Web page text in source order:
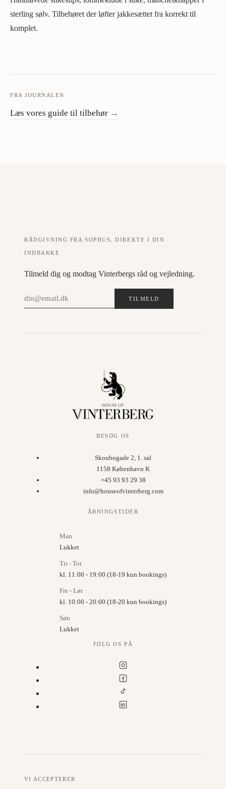
sterling sølv. Tilbehøret der løfter jakkesættet fra korrekt til
komplet.
FRA JOURNALEN
Læs vores guide til tilbehør →
RÅDGIVNING FRA SOPHUS, DIREKTE I DIN
INDBAKKE
Tilmeld dig og modtag Vinterbergs råd og vejledning.
TILMELD
BESØG OS
Skoubogade 2, 1. sal
1158 København K
+45 93 93 29 38
info@houseofvinterberg.com
ÅBNINGSTIDER
Man
Lukket
Tir - Tor
kl. 11:00 - 19:00 (18-19 kun bookings)
Fre - Lør
kl. 10:00 - 20:00 (18-20 kun bookings)
Søn
Lukket
FØLG OS PÅ
VI ACCEPTERER